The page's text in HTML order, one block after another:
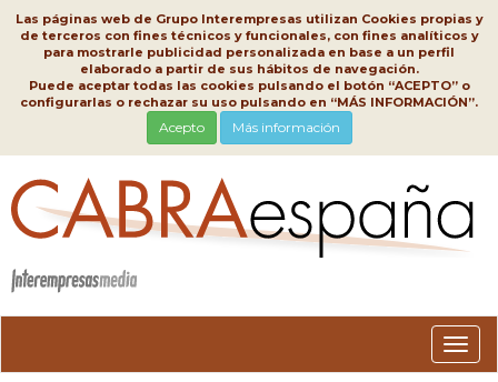
Las páginas web de Grupo Interempresas utilizan Cookies propias y
de terceros con fines técnicos y funcionales, con fines analíticos y
para mostrarle publicidad personalizada en base a un perfil
elaborado a partir de sus hábitos de navegación.
Puede aceptar todas las cookies pulsando el botón “ACEPTO” o
configurarlas o rechazar su uso pulsando en “MÁS INFORMACIÓN”.
Acepto Más información